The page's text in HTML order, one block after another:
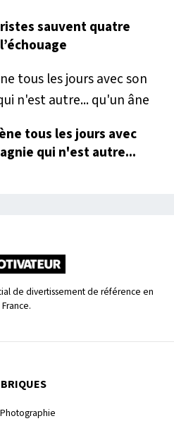
sauvent quatre
tous les jours avec
qui n'est autre...
de divertissement de référence en
France.